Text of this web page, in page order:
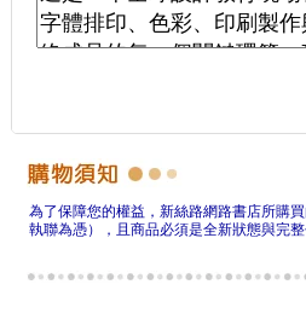
為了保障您的權益，新絲路網路書店所購
執聯為憑），且商品必須是全新狀態與完